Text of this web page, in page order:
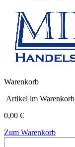
Warenkorb
Artikel im Warenkorb
0,00 €
Zum Warenkorb